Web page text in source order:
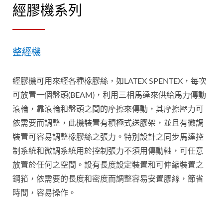
經膠機系列
整經機
經膠機可用來經各種橡膠絲，如LATEX SPENTEX，每次
可放置一個盤頭(BEAM)，利用三相馬達來供給馬力傳動
滾輪，靠滾輪和盤頭之間的摩擦來傳動，其摩擦壓力可
依需要而調整，此機裝置有積極式送膠架，並且有微調
裝置可容易調整橡膠絲之張力。特別設計之同步馬達控
制系統和微調系統用於控制張力不須用傳動軸，可任意
放置於任何之空間。設有長度設定裝置和可伸縮裝置之
鋼筘，依需要的長度和密度而調整容易安置膠絲，節省
時間，容易操作。